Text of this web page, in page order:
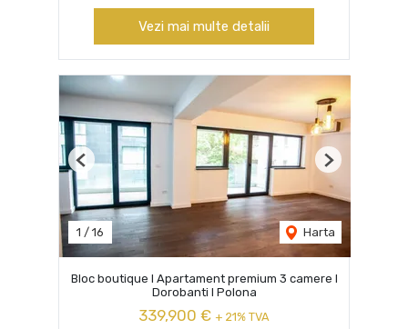
Vezi mai multe detalii
1 / 16 Harta
Previous Next
Bloc boutique I Apartament premium 3 camere I
Dorobanti I Polona
339,900 € + 21% TVA